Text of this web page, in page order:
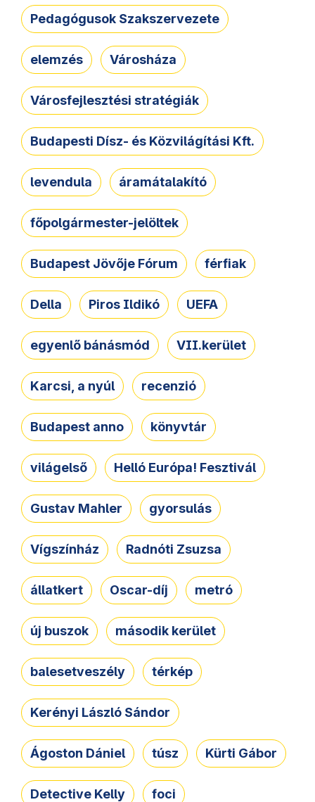
Pedagógusok Szakszervezete
elemzés Városháza
Városfejlesztési stratégiák
Budapesti Dísz- és Közvilágítási Kft.
levendula áramátalakító
főpolgármester-jelöltek
Budapest Jövője Fórum férfiak
Della Piros Ildikó UEFA
egyenlő bánásmód VII.kerület
Karcsi, a nyúl recenzió
Budapest anno könyvtár
világelső Helló Európa! Fesztivál
Gustav Mahler gyorsulás
Vígszínház Radnóti Zsuzsa
állatkert Oscar-díj metró
új buszok második kerület
balesetveszély térkép
Kerényi László Sándor
Ágoston Dániel túsz Kürti Gábor
Detective Kelly foci